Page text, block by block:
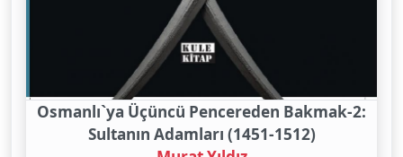
Osmanlı`ya Üçüncü Pencereden Bakmak-2:
Sultanın Adamları (1451-1512)